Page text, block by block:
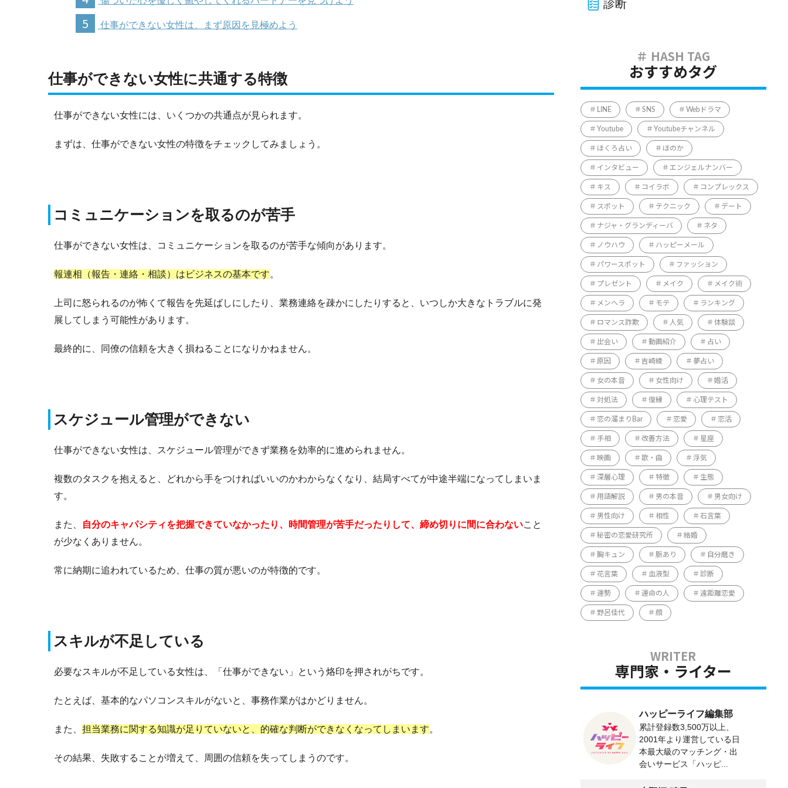
5 仕事ができない女性は、まず原因を見極めよう
仕事ができない女性に共通する特徴
仕事ができない女性には、いくつかの共通点が見られます。
まずは、仕事ができない女性の特徴をチェックしてみましょう。
コミュニケーションを取るのが苦手
仕事ができない女性は、コミュニケーションを取るのが苦手な傾向があります。
報連相（報告・連絡・相談）はビジネスの基本です。
上司に怒られるのが怖くて報告を先延ばしにしたり、業務連絡を疎かにしたりすると、いつしか大きなトラブルに発
展してしまう可能性があります。
最終的に、同僚の信頼を大きく損ねることになりかねません。
スケジュール管理ができない
仕事ができない女性は、スケジュール管理ができず業務を効率的に進められません。
複数のタスクを抱えると、どれから手をつければいいのかわからなくなり、結局すべてが中途半端になってしまいま
す。
また、 自分のキャパシティを把握できていなかったり、時間管理が苦手だったりして、締め切りに間に合わないこと
が少なくありません。
常に納期に追われているため、仕事の質が悪いのが特徴的です。
スキルが不足している
必要なスキルが不足している女性は、「仕事ができない」という烙印を押されがちです。
たとえば、基本的なパソコンスキルがないと、事務作業がはかどりません。
また、 担当業務に関する知識が足りていないと、的確な判断ができなくなってしまいます。
その結果、失敗することが増えて、周囲の信頼を失ってしまうのです。
診断
おすすめタグ
LINE SNS Webドラマ
Youtube Youtubeチャンネル
ほくろ占い ほのか
インタビュー エンジェルナンバー
キス コイラボ コンプレックス
スポット テクニック デート
ナジャ・グランディーバ ネタ
ノウハウ ハッピーメール
パワースポット ファッション
プレゼント メイク メイク術
メンヘラ モテ ランキング
ロマンス詐欺 人気 体験談
出会い 動画紹介 占い
原因 吉崎綾 夢占い
女の本音 女性向け 婚活
対処法 復縁 心理テスト
恋の溜まりBar 恋愛 恋活
手相 改善方法 星座
映画 歌・曲 浮気
深層心理 特徴 生態
用語解説 男の本音 男女向け
男性向け 相性 石言葉
秘密の恋愛研究所 結婚
胸キュン 脈あり 自分磨き
花言葉 血液型 診断
運勢 運命の人 遠距離恋愛
野呂佳代 顔
専門家・ライター
ハッピーライフ編集部
累計登録数3,500万以上、
2001年より運営している日
本最大級のマッチング・出
会いサービス「ハッピ...